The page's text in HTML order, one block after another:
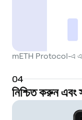
mETH Protocol-এ একটি
04
নিশ্চিত করুন এবং